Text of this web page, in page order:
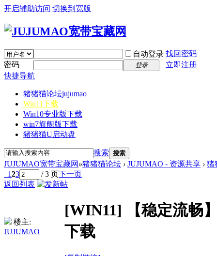
开启辅助访问 切换到宽版
自动登录 找回密码
密码
登录
立即注册
快捷导航
猪猪猫论坛jujumao
Win11下载
Win10专业版下载
win7旗舰版下载
猪猪猫U启动盘
搜索 搜索
JUJUMAO宽带宝藏网 »猪猪猫论坛 › JUJUMAO - 资源共享 › 猪
123 / 3 页下一页
返回列表
楼主:
JUJUMAO
[WIN11]
【稳定流畅
下载